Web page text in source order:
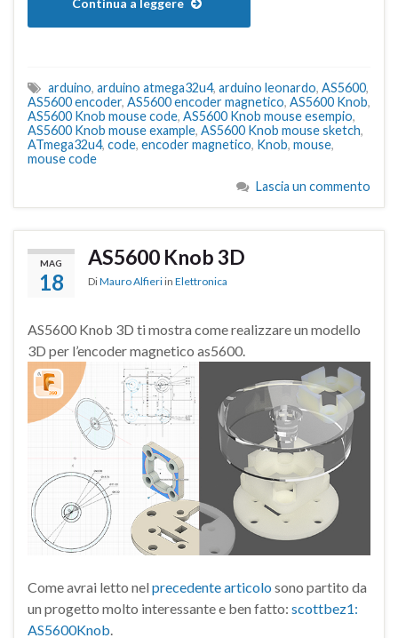
Continua a leggere
arduino, arduino atmega32u4, arduino leonardo, AS5600,
AS5600 encoder, AS5600 encoder magnetico, AS5600 Knob,
AS5600 Knob mouse code, AS5600 Knob mouse esempio,
AS5600 Knob mouse example, AS5600 Knob mouse sketch,
ATmega32u4, code, encoder magnetico, Knob, mouse,
mouse code
Lascia un commento
MAG
18
AS5600 Knob 3D
DiMauro Alfieri in Elettronica
AS5600 Knob 3D ti mostra come realizzare un modello
3D per l’encoder magnetico as5600.
Come avrai letto nel precedente articolo sono partito da
un progetto molto interessante e ben fatto: scottbez1:
AS5600Knob.